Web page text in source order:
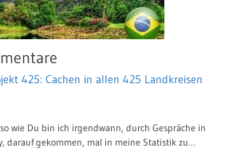
425: Cachen in allen 425 Landkreisen
wie Du bin ich irgendwann, durch Gespräche in
darauf gekommen, mal in meine Statistik zu…